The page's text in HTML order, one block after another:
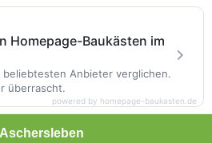
Homepage-Baukästen im
beliebtesten Anbieter verglichen.
überrascht.
powered by homepage-baukasten.de